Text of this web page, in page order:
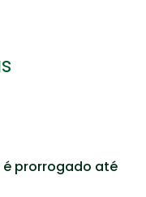
é prorrogado até